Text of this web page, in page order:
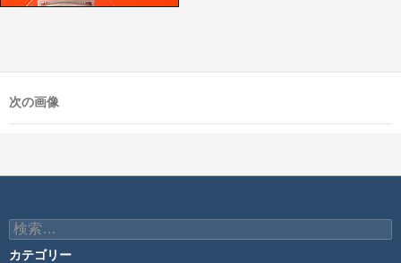
次の画像
検
索:
カテゴリー